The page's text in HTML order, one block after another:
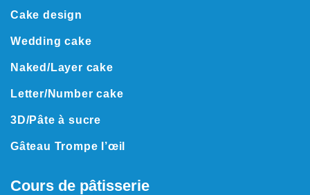
Cake design
Wedding cake
Naked/Layer cake
Letter/Number cake
3D/Pâte à sucre
Gâteau Trompe l’œil
Cours de pâtisserie